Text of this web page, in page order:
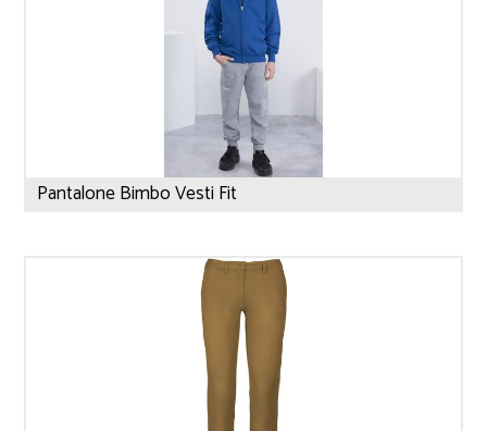
Pantalone Bimbo Vesti Fit